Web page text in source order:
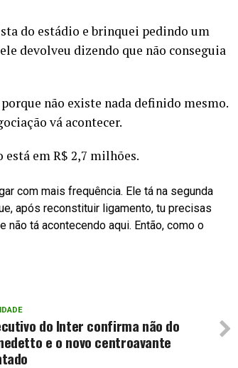
do estádio e brinquei pedindo um
devolveu dizendo que não conseguia
não existe nada definido mesmo.
vá acontecer.
em R$ 2,7 milhões.
com mais frequência. Ele tá na segunda
após reconstituir ligamento, tu precisas
tá acontecendo aqui. Então, como o
do Inter confirma não do
e o novo centroavante